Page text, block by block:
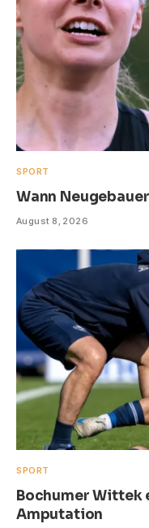
SPORT
Wann
August 8, 2026
SPORT
Bochumer Wittek
Amputation